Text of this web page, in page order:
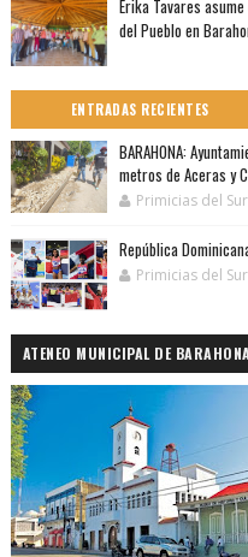
Érika Tavares
del Pueblo en
ENTRADAS RECIENTES
BARAHONA:
metros de Aceras y
Primicias del Sur
República
Primicias del Sur
ATENEO MUNICIPAL DE BARAHONA